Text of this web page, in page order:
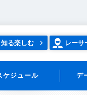
知る楽しむ レーサ
ケジュール デ